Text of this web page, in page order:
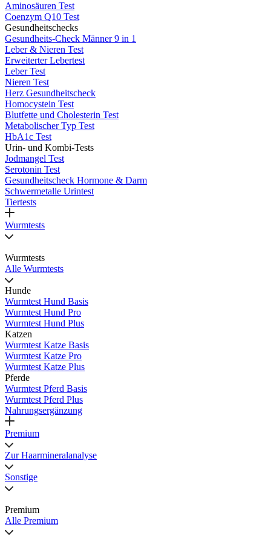
Aminosäuren Test
Coenzym Q10 Test
Gesundheitschecks
Gesundheits-Check Männer 9 in 1
Leber & Nieren Test
Erweiterter Lebertest
Leber Test
Nieren Test
Herz Gesundheitscheck
Homocystein Test
Blutfette und Cholesterin Test
Metabolischer Typ Test
HbA1c Test
Urin- und Kombi-Tests
Jodmangel Test
Serotonin Test
Gesundheitscheck Hormone & Darm
Schwermetalle Urintest
Tiertests
Wurmtests
Wurmtests
Alle Wurmtests
Hunde
Wurmtest Hund Basis
Wurmtest Hund Pro
Wurmtest Hund Plus
Katzen
Wurmtest Katze Basis
Wurmtest Katze Pro
Wurmtest Katze Plus
Pferde
Wurmtest Pferd Basis
Wurmtest Pferd Plus
Nahrungsergänzung
Premium
Zur Haarmineralanalyse
Sonstige
Premium
Alle Premium